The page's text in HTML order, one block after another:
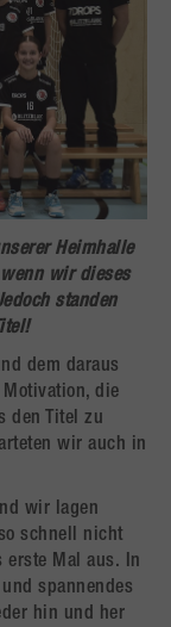
Heimhalle
wir dieses
standen
dem daraus
die
den Titel zu
wir auch in
wir lagen
schnell nicht
Mal aus. In
spannendes
hin und her